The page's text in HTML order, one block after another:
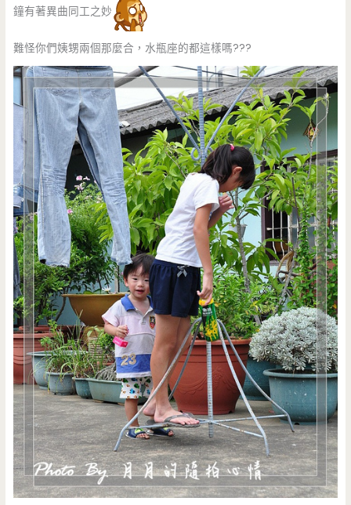
鐘有著異曲同工之妙
難怪你們姨甥兩個那麼合，水瓶座的都這樣嗎???